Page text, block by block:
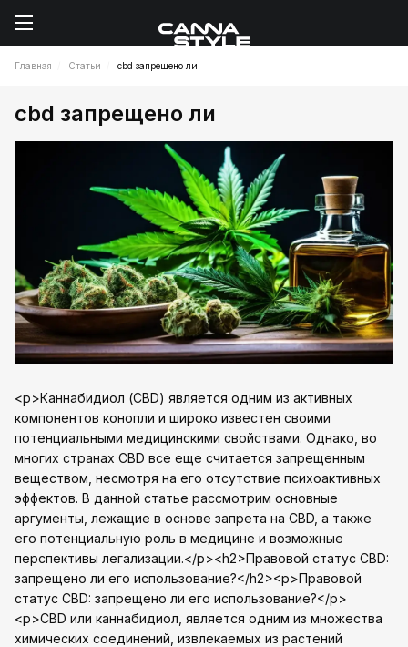
Главная Статьи cbd запрещено ли
cbd запрещено ли
<p>Каннабидиол (CBD) является одним из активных
компонентов конопли и широко известен своими
потенциальными медицинскими свойствами. Однако, во
многих странах CBD все еще считается запрещенным
веществом, несмотря на его отсутствие психоактивных
эффектов. В данной статье рассмотрим основные
аргументы, лежащие в основе запрета на CBD, а также
его потенциальную роль в медицине и возможные
перспективы легализации.</p><h2>Правовой статус CBD:
запрещено ли его использование?</h2><p>Правовой
статус CBD: запрещено ли его использование?</p>
<p>CBD или каннабидиол, является одним из множества
химических соединений, извлекаемых из растений